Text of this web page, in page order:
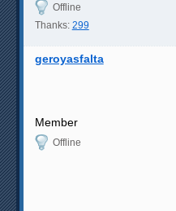
Offline
Thanks: 299
geroyasfalta
Member
Offline